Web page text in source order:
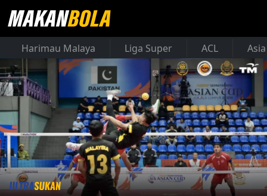
Harimau Malaya Liga Super ACL